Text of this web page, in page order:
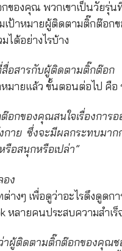
คุณ พวกเขาเป็นวัยรุ่นที่
าหมายผู้ติดตามติ๊กต๊อกข
ได้อย่างไรบ้าง
อสารกับผู้ติดตามติ๊กต๊อก
หมายแล้ว ขั้นตอนต่อไป คื
อกของคุณสนใจเรื่องการ
กาย ซึ่งจะมีผลกระทบมาก
อสนุกหรือเปล่า”
อง
างๆ เพื่อดูว่าอะไรดึงดูดก
ลายคนประสบความสำเร็
าผู้ติดตามติ๊กต๊อกของคุณช